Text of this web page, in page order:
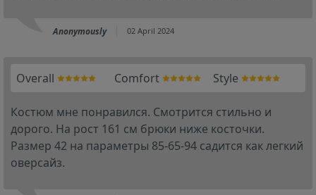
Anonymously 02 April 2024
Overall Comfort Style
Костюм мне понравился. Смотрится стильно и
дорого. На рост 161 см брюки ниже косточки.
Размер 42 на параметры 85-65-94 садится как легкий
оверсайз.